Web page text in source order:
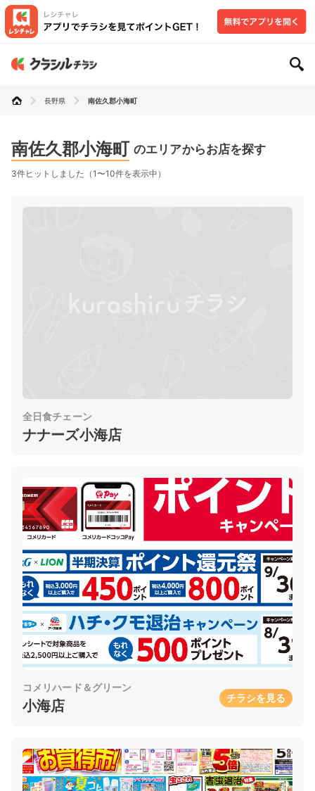
長野県 南佐久郡小海町
南佐久郡小海町 のエリアからお店を探す
3件ヒットしました（1〜10件を表示中）
全日食チェーン
ナナーズ小海店
コメリハード＆グリーン
小海店 チラシを見る